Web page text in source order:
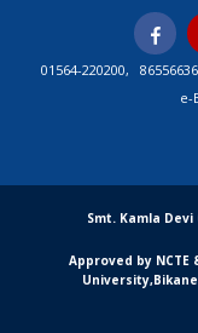
content01564-220200,
e-
Smt. Kamla
Approved by NCTE